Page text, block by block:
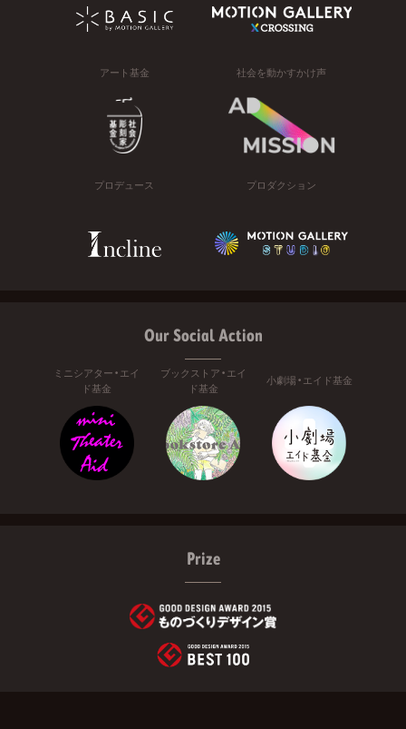
アート基金 社会を動かすかけ声
プロデュース プロダクション
Our Social Action
ミニシアター・エイ
ド基金
ブックストア・エイ
ド基金
小劇場・エイド基金
Prize